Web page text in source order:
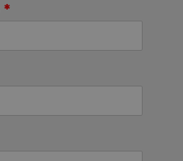
*